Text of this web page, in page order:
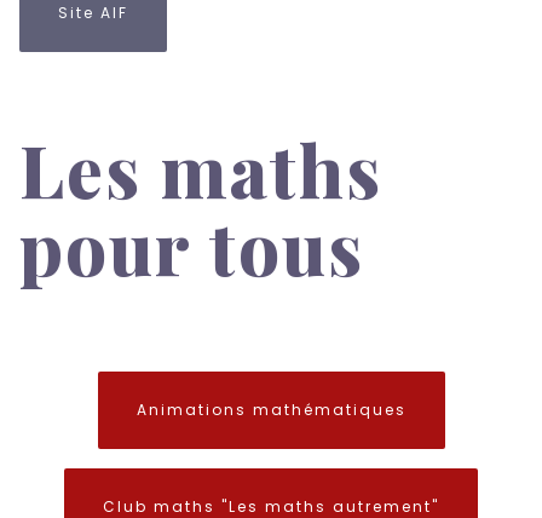
Site AIF
Les maths
pour tous
Animations mathématiques
Club maths "Les maths autrement"